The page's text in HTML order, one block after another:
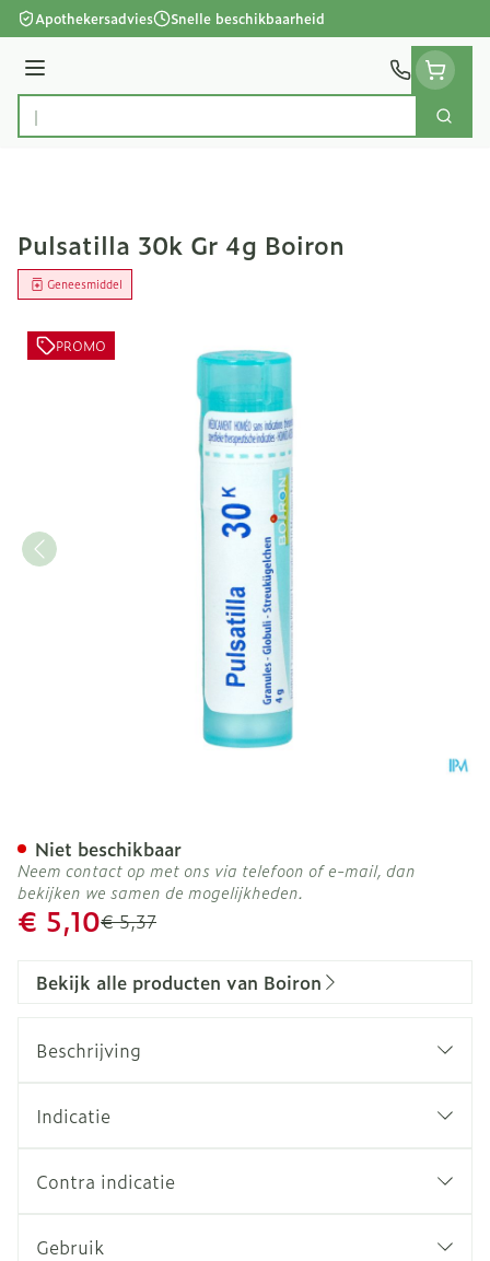
Ga naar de inhoud
Apothekersadvies Snelle beschikbaarheid
Menu
Product, merk, categorie...
Zoek
Pulsatilla 30k Gr 4g Boiron
Geneesmiddel
PROMO
Adviesprijs
€ 5,37
Promotie prijs
€ 5,10
Niet beschikbaar
Neem contact op met ons via telefoon of e-mail, dan
bekijken we samen de mogelijkheden.
Bekijk alle producten van Boiron
Beschrijving
Indicatie
Contra indicatie
Gebruik